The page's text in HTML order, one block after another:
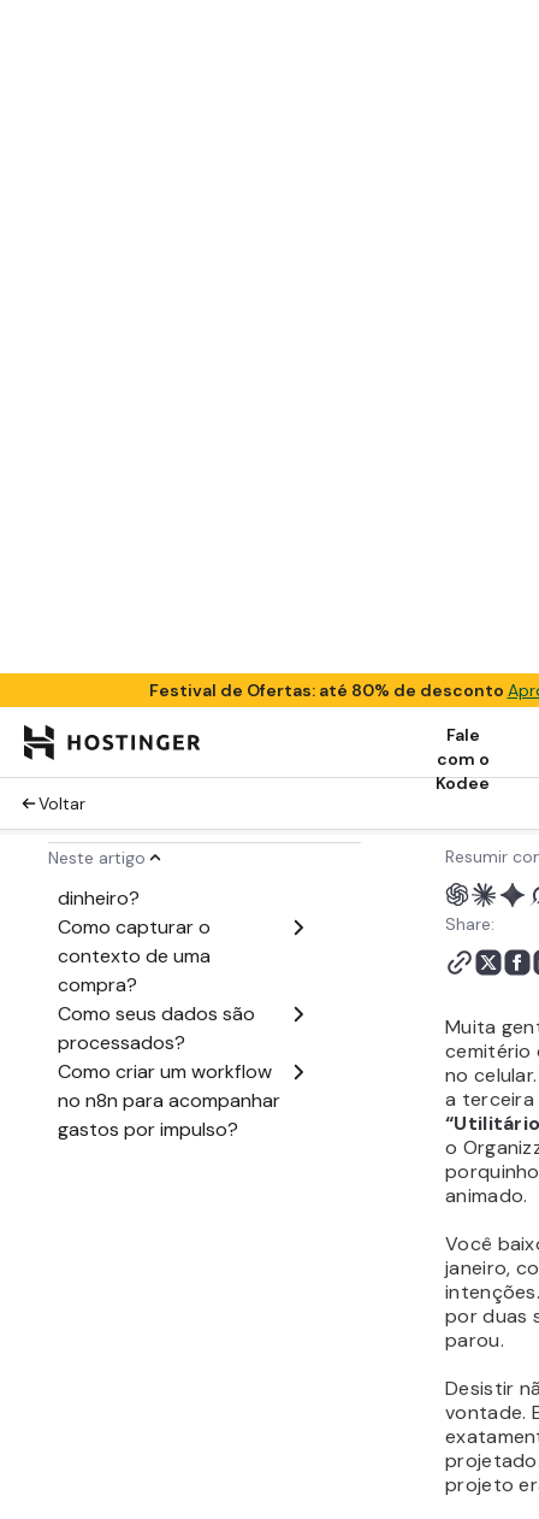
Resumir
Share:
Muita
cemitério
no
a
o
animado.
Você
janeiro,
por duas
parou.
Desistir
vontade.
projeto